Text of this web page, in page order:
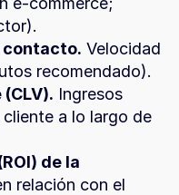
contacto. Velocidad
recomendado).
Ingresos
a lo largo de
de la
relación con el